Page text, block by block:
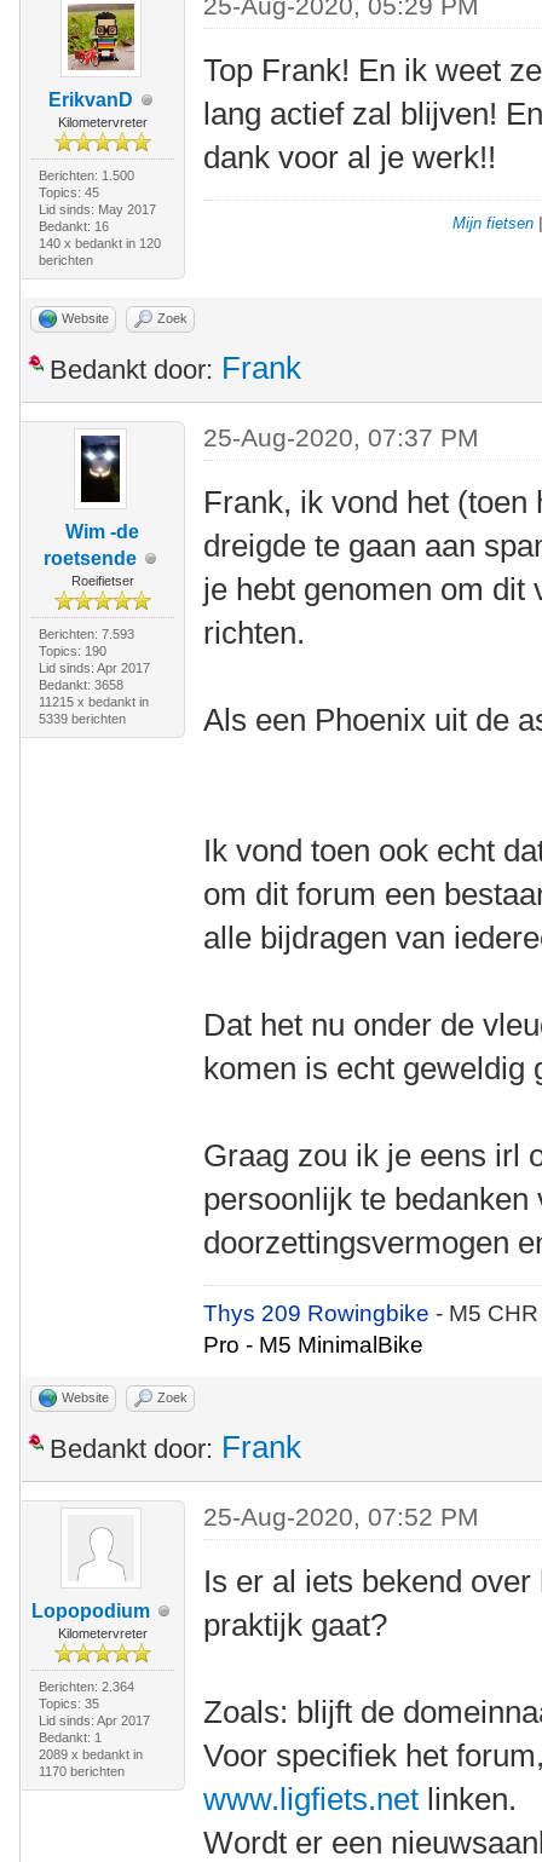
ErikvanD
Kilometervreter
Berichten: 1.500
Topics: 45
Lid sinds: May 2017
Bedankt: 16
140 x bedankt in 120
berichten
Top Frank! En ik weet
lang actief zal blijven!
dank voor al je werk!!
Mijn fietsen
Website Zoek
Bedankt door: Frank
Wim -de
roetsende
Roeifietser
Berichten: 7.593
Topics: 190
Lid sinds: Apr 2017
Bedankt: 3658
11215 x bedankt in
5339 berichten
25-Aug-2020, 07:37 PM
Frank, ik vond het
dreigde te gaan aan
je hebt genomen om dit
richten.
Als een Phoenix uit de
Ik vond toen ook echt
om dit forum een
alle bijdragen van
Dat het nu onder de
komen is echt geweldig
Graag zou ik je eens irl
persoonlijk te
doorzettingsvermogen
Thys 209 Rowingbike- M5
Pro - M5 MinimalBike
Website Zoek
Bedankt door: Frank
Lopopodium
Kilometervreter
Berichten: 2.364
Topics: 35
Lid sinds: Apr 2017
Bedankt: 1
2089 x bedankt in
1170 berichten
25-Aug-2020, 07:52 PM
Is er al iets bekend
praktijk gaat?
Zoals: blijft de
Voor specifiek het
www.ligfiets.net linken.
Wordt er een